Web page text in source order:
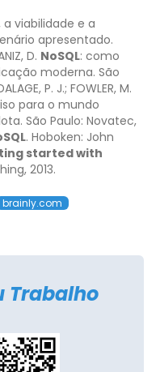
viabilidade e a
apresentado.
D. NoSQL: como
moderna. São
P. J.; FOWLER, M.
para o mundo
São Paulo: Novatec,
. Hoboken: John
started with
2013.
brainly.com
Trabalho